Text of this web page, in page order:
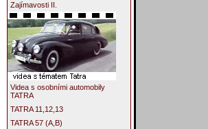
Zajímavosti II.
Videa s osobními automobily
TATRA
TATRA 11,12,13
TATRA 57 (A,B)